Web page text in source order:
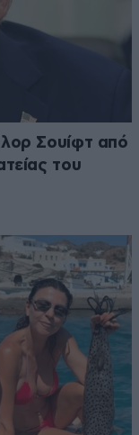
Σουίφτ από
του